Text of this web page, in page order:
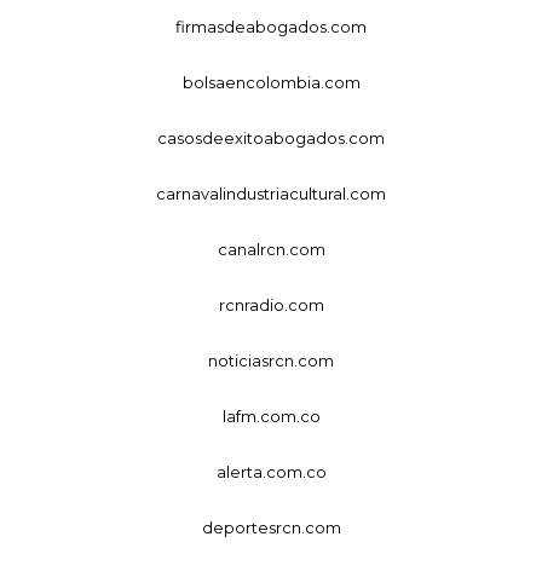
firmasdeabogados.com
bolsaencolombia.com
casosdeexitoabogados.com
carnavalindustriacultural.com
canalrcn.com
rcnradio.com
noticiasrcn.com
lafm.com.co
alerta.com.co
deportesrcn.com